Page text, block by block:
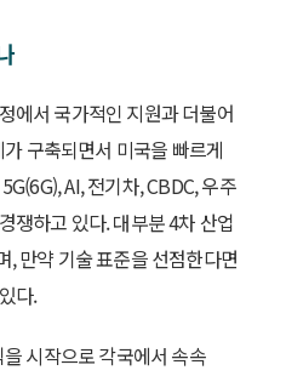
에서 국가적인 지원과 더불어
구축되면서 미국을 빠르게
AI, 전기차, CBDC, 우주
쟁하고 있다. 대부분 4차 산업
, 만약 기술 표준을 선점한다면
다.
시작으로 각국에서 속속